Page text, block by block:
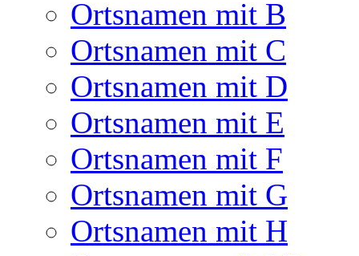
Ortsnamen mit B
Ortsnamen mit C
Ortsnamen mit D
Ortsnamen mit E
Ortsnamen mit F
Ortsnamen mit G
Ortsnamen mit H